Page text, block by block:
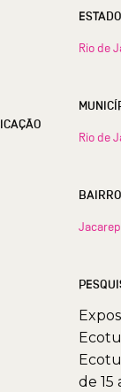
Rio de
Rio de
de 15